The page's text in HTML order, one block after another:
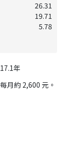
26.31
19.71
5.78
17.1年
每月約 2,600 元。